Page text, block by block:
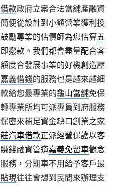
款政府立案合法當舖產融資
便從設計到小額營業獲利投
勵專業的估價師為您估算五
撥款。我們都會盡量配合客
度合發展事業的好機創造壓
嘉義借錢的服務也是越來越細
給您最專業的龜山當舖免保
專業所均可派專員到府服務
密來補足資金缺口創業之家
汽車借款正派經營保護以客
錢融資管道嘉義免留車觀念
務，分期車不用給予客戶最
現往往會想到民間來辦理支